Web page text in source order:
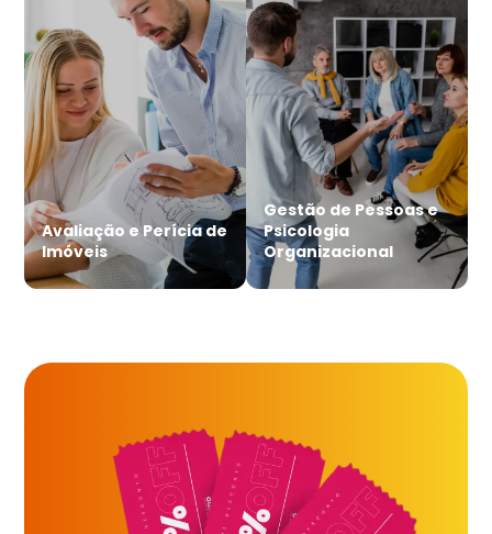
Avaliação e Perícia de
Imóveis
Gestão de Pessoas e
Psicologia
Organizacional